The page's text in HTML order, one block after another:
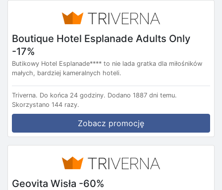
Boutique Hotel Esplanade Adults Only
-17%
Butikowy Hotel Esplanade**** to nie lada gratka dla miłośników
małych, bardziej kameralnych hoteli.
Triverna. Do końca 24 godziny. Dodano 1887 dni temu.
Skorzystano 144 razy.
Zobacz promocję
Geovita Wisła -60%